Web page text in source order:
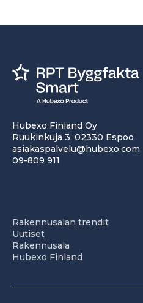
Hubexo Finland Oy
Ruukinkuja 3, 02330 Espoo
asiakaspalvelu@hubexo.com
09-809 911
Rakennusalan trendit
Uutiset
Rakennusala
Hubexo Finland